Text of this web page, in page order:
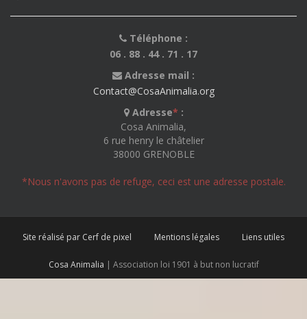
Téléphone :
06 . 88 . 44 . 71 . 17
Adresse mail :
Contact@CosaAnimalia.org
Adresse* :
Cosa Animalia,
6 rue henry le châtelier
38000 GRENOBLE
*Nous n'avons pas de refuge, ceci est une adresse postale.
Site réalisé par Cerf de pixel Mentions légales Liens utiles
Cosa Animalia | Association loi 1901 à but non lucratif